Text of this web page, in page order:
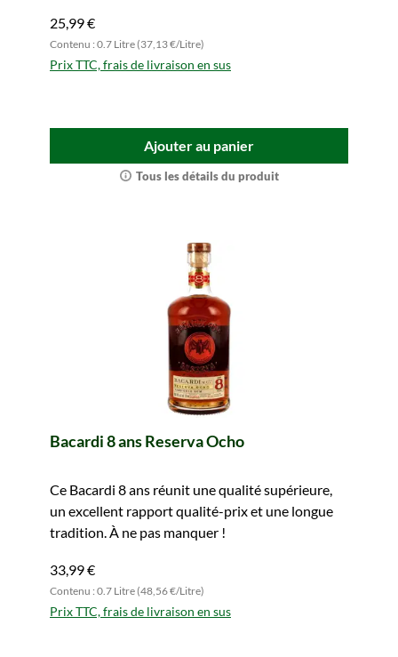
25,99 €
Contenu : 0.7 Litre (37,13 €/Litre)
Prix TTC, frais de livraison en sus
Ajouter au panier
Tous les détails du produit
Bacardi 8 ans Reserva Ocho
Ce Bacardi 8 ans réunit une qualité supérieure,
un excellent rapport qualité-prix et une longue
tradition. À ne pas manquer !
33,99 €
Contenu : 0.7 Litre (48,56 €/Litre)
Prix TTC, frais de livraison en sus